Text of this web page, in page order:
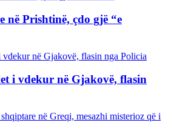
në Prishtinë, çdo gjë “e
i vdekur në Gjakovë, flasin